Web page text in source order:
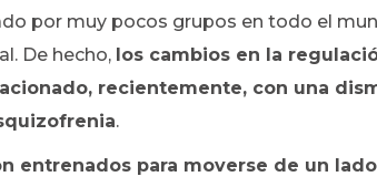
por muy pocos grupos en todo el
De hecho, los cambios en la
recientemente, con una
.
entrenados para moverse de un